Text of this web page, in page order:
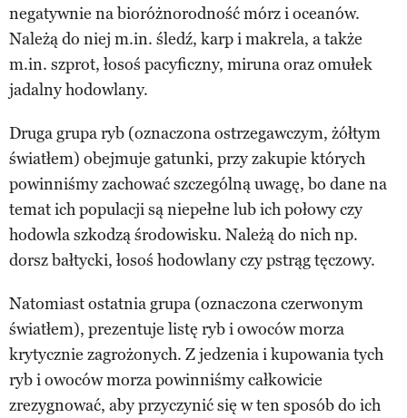
negatywnie na bioróżnorodność mórz i oceanów.
Należą do niej m.in. śledź, karp i makrela, a także
m.in. szprot, łosoś pacyficzny, miruna oraz omułek
jadalny hodowlany.
Druga grupa ryb (oznaczona ostrzegawczym, żółtym
światłem) obejmuje gatunki, przy zakupie których
powinniśmy zachować szczególną uwagę, bo dane na
temat ich populacji są niepełne lub ich połowy czy
hodowla szkodzą środowisku. Należą do nich np.
dorsz bałtycki, łosoś hodowlany czy pstrąg tęczowy.
Natomiast ostatnia grupa (oznaczona czerwonym
światłem), prezentuje listę ryb i owoców morza
krytycznie zagrożonych. Z jedzenia i kupowania tych
ryb i owoców morza powinniśmy całkowicie
zrezygnować, aby przyczynić się w ten sposób do ich